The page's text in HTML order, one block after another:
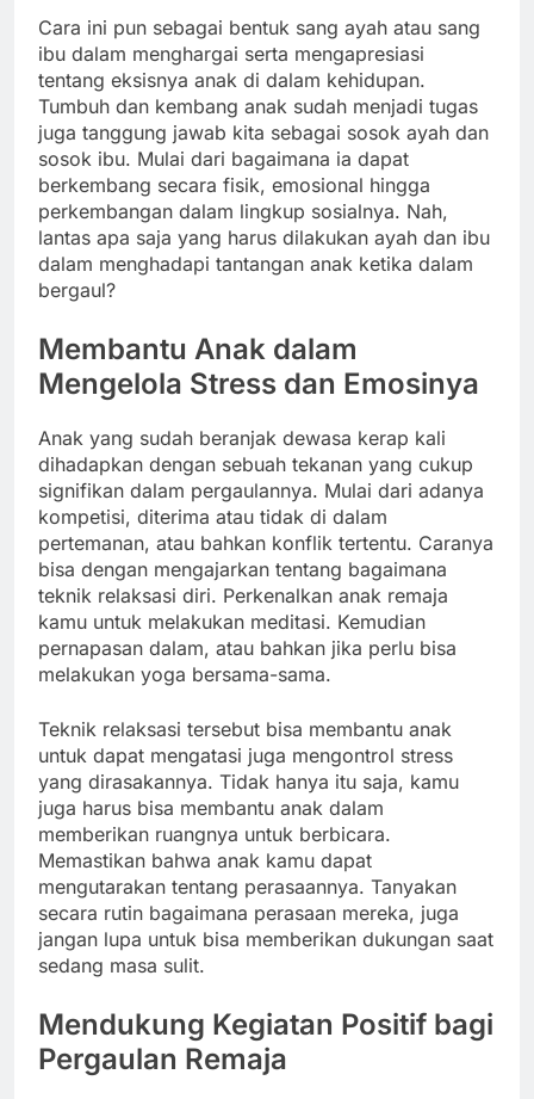
Cara ini pun sebagai bentuk sang ayah atau sang
ibu dalam menghargai serta mengapresiasi
tentang eksisnya anak di dalam kehidupan.
Tumbuh dan kembang anak sudah menjadi tugas
juga tanggung jawab kita sebagai sosok ayah dan
sosok ibu. Mulai dari bagaimana ia dapat
berkembang secara fisik, emosional hingga
perkembangan dalam lingkup sosialnya. Nah,
lantas apa saja yang harus dilakukan ayah dan ibu
dalam menghadapi tantangan anak ketika dalam
bergaul?
Membantu Anak dalam
Mengelola Stress dan Emosinya
Anak yang sudah beranjak dewasa kerap kali
dihadapkan dengan sebuah tekanan yang cukup
signifikan dalam pergaulannya. Mulai dari adanya
kompetisi, diterima atau tidak di dalam
pertemanan, atau bahkan konflik tertentu. Caranya
bisa dengan mengajarkan tentang bagaimana
teknik relaksasi diri. Perkenalkan anak remaja
kamu untuk melakukan meditasi. Kemudian
pernapasan dalam, atau bahkan jika perlu bisa
melakukan yoga bersama-sama.
Teknik relaksasi tersebut bisa membantu anak
untuk dapat mengatasi juga mengontrol stress
yang dirasakannya. Tidak hanya itu saja, kamu
juga harus bisa membantu anak dalam
memberikan ruangnya untuk berbicara.
Memastikan bahwa anak kamu dapat
mengutarakan tentang perasaannya. Tanyakan
secara rutin bagaimana perasaan mereka, juga
jangan lupa untuk bisa memberikan dukungan saat
sedang masa sulit.
Mendukung Kegiatan Positif bagi
Pergaulan Remaja